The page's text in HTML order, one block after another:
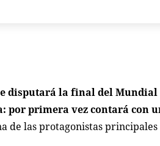
disputará la final del Mundial
por primera vez contará con
de las protagonistas